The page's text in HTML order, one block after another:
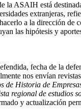
ASAIH está
extranjeras,
a la dirección
las hipótesis y
fecha de la
nos envían
de Historia de
regional de estudios
y actualización